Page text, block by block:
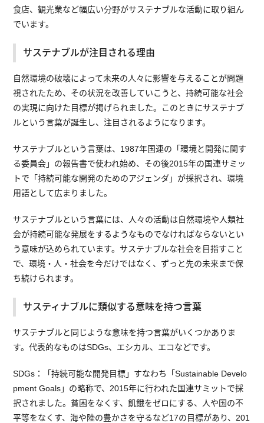
食店、観光業など幅広い分野がサステナブルな活動に取り組ん
でいます。
サステナブルが注目される理由
自然環境の破壊によって未来の人々に影響を与えることが問題
視されたため、その状況を改善していこうと、持続可能な社会
の実現に向けた目標が掲げられました。このときにサステナブ
ルという言葉が誕生し、注目されるようになります。
サステナブルという言葉は、1987年国連の「環境と開発に関す
る委員会」の報告書で使われ始め、その後2015年の国連サミッ
トで「持続可能な開発のためのアジェンダ」が採択され、環境
用語として広まりました。
サステナブルという言葉には、人々の活動は自然環境や人類社
会が持続可能な発展をするようなものでなければならないとい
う意味が込められています。サステナブルな社会を目指すこと
で、環境・人・社会を今だけではなく、ずっと先の未来まで保
ち続けられます。
サスティナブルに類似する意味を持つ言葉
サステナブルと同じような意味を持つ言葉がいくつかありま
す。代表的なものはSDGs、エシカル、エコなどです。
SDGs：「持続可能な開発目標」すなわち「Sustainable Develo
pment Goals」の略称で、2015年に行われた国連サミットで採
択されました。貧困をなくす、飢餓をゼロにする、人や国の不
平等をなくす、海や陸の豊かさを守るなど17の目標があり、201